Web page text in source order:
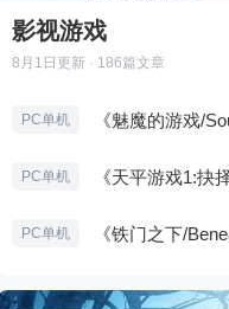
影视游戏
8月1日 更新 · 186篇文章
PC单机 《魅魔的游戏/
PC单机
PC单机 《铁门之下/